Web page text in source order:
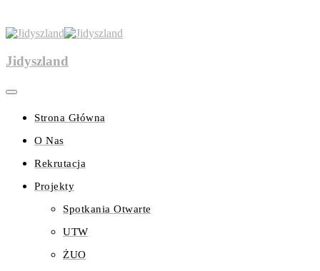
Jidyszland
Strona Główna
O Nas
Rekrutacja
Projekty
Spotkania Otwarte
UTW
ŻUO